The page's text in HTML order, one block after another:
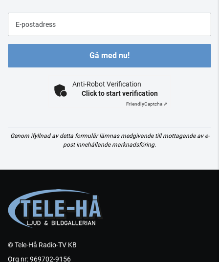
E-postadress
Gå med nu!
Anti-Robot Verification
Click to start verification
FriendlyCaptcha ⇗
Genom ifyllnad av detta formulär lämnas medgivande till mottagande av e-
post innehållande marknadsföring.
© Tele-Hå Radio-TV KB
Org nr: 969702-9156